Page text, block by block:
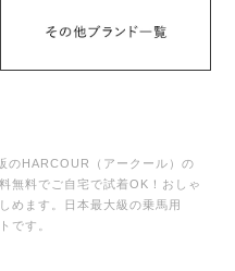
のHARCOUR（アークール）の
無料でご自宅で試着OK！おしゃ
めます。日本最大級の乗馬用
です。